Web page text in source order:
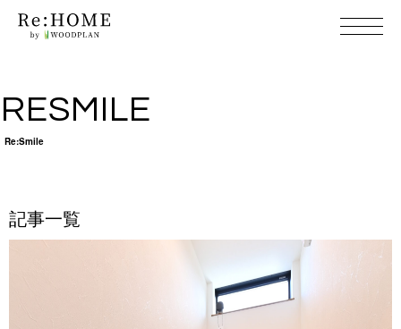
RES M I L E
Re:S m i l e
記 事 一 覧